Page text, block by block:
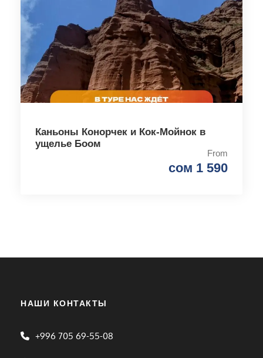
Каньоны Конорчек и Кок-Мойнок в
ущелье Боом
From
сом 1 590
НАШИ КОНТАКТЫ
+996 705 69-55-08